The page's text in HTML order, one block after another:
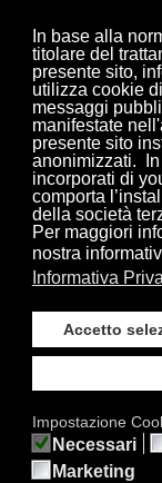
In base alla
titolare del
presente sito,
utilizza cookie
messaggi
manifestate
presente sito
anonimizzati.
incorporati di
comporta
della società
Per maggiori
nostra
Informativa
Accetto
Impostazione
Necessari
Marketing
Collaborazioni
ISCRIZIONE
Iscriviti alle
aggiornato.
Iscriviti
Copyright © 2026
s/S [Modena]